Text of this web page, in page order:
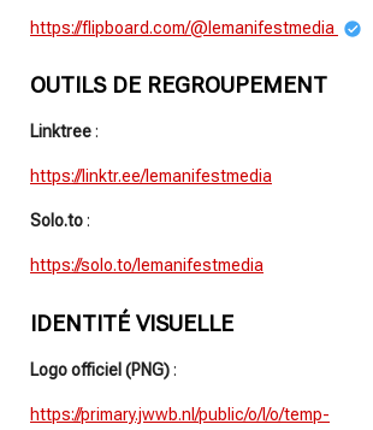
https://flipboard.com/@lemanifestmedia
OUTILS DE REGROUPEMENT
Linktree:
https://linktr.ee/lemanifestmedia
Solo.to:
https://solo.to/lemanifestmedia
IDENTITÉ VISUELLE
Logo officiel (PNG):
https://primary.jwwb.nl/public/o/l/o/temp-